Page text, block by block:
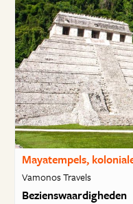
Mayatempels,
Vamonos Travels
Bezienswaardigheden